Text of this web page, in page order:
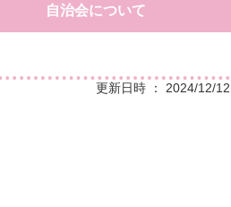
自治会について
更新日時 ： 2024/12/12